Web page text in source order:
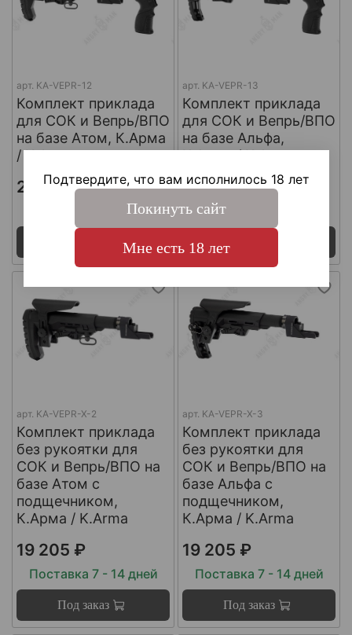
арт. KA-VEPR-12
Комплект приклада
для СОК и Вепрь/ВПО
на базе Атом, К.Арма
/ K.Arma
21 765 ₽
Поставка 7 - 14 дней
арт. KA-VEPR-13
Комплект приклада
для СОК и Вепрь/ВПО
на базе Альфа,
К.Арма / K.Arma
21 765 ₽
Поставка 7 - 14 дней
арт. KA-VEPR-X-2
Комплект приклада
без рукоятки для
СОК и Вепрь/ВПО на
базе Атом с
подщечником,
К.Арма / K.Arma
19 205 ₽
Поставка 7 - 14 дней
Под заказ
арт. KA-VEPR-X-3
Комплект приклада
без рукоятки для
СОК и Вепрь/ВПО на
базе Альфа с
подщечником,
К.Арма / K.Arma
19 205 ₽
Поставка 7 - 14 дней
Под заказ
Подтвердите, что вам исполнилось 18 лет
Покинуть сайт
Мне есть 18 лет